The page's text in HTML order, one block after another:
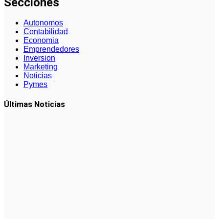
Autonomos
Contabilidad
Economia
Emprendedores
Inversion
Marketing
Noticias
Pymes
Últimas Noticias